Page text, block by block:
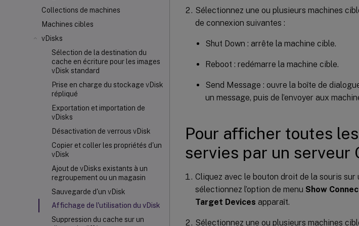
Collections de machines
Machines cibles
vDisks
Sélection de la destination du
cache en écriture pour les images
vDisk standard
Prise en charge du stockage vDisk
répliqué
Exportation et importation de
vDisks
Désactivation de verrous vDisk
Copier et coller les propriétés d'un
vDisk
Ajout de vDisks existants à un
regroupement ou un magasin
Sauvegarde d'un vDisk
Affichage de l'utilisation du vDisk
Suppression du cache sur un
Sélectionnez une ou plusieurs machines
de connexion suivantes :
Shut Down : arrête la machine cible.
Reboot : redémarre la machine cible.
Send Message : ouvre la boîte de
un message, puis de l’envoyer aux
Pour afficher toutes
servies par un serveur
Cliquez avec le bouton droit de la souris
sélectionnez l’option de menu Show
Target Devices apparaît.
Sélectionnez une ou plusieurs machines